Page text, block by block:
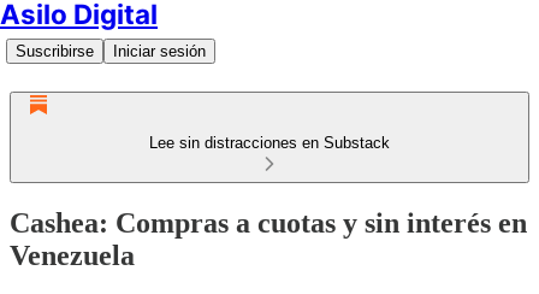
Asilo Digital
Suscribirse Iniciar sesión
Lee sin distracciones en Substack
Cashea: Compras a cuotas y sin interés en
Venezuela